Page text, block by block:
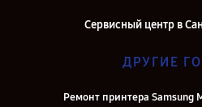
Сервисный центр в
ДРУГИЕ
Ремонт принтера Samsung